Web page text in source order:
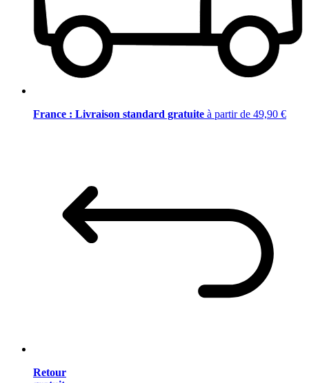
France : Livraison standard gratuite à partir de 49,90 €
Retour